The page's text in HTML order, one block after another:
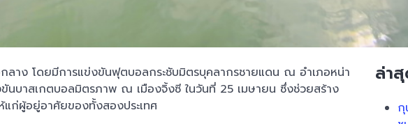
กลาง โดยมีการแข่งขันฟุตบอลกระชับมิตรบุคลากรชายแดน ณ อำเภอหน่า
นบาสเกตบอลมิตรภาพ ณ เมืองจิ้งซี ในวันที่ 25 เมษายน ซึ่งช่วยสร้าง
แก่ผู้อยู่อาศัยของทั้งสองประเทศ
ล่า
กุ